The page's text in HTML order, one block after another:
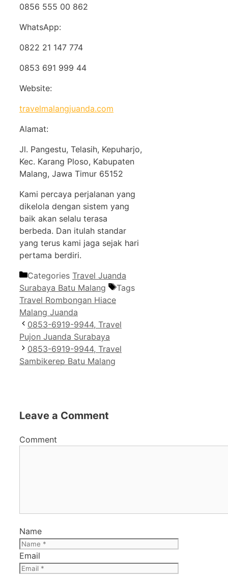
0856 555 00 862
WhatsApp:
0822 21 147 774
0853 691 999 44
Website:
travelmalangjuanda.com
Alamat:
Jl. Pangestu, Telasih, Kepuharjo,
Kec. Karang Ploso, Kabupaten
Malang, Jawa Timur 65152
Kami percaya perjalanan yang
dikelola dengan sistem yang
baik akan selalu terasa
berbeda. Dan itulah standar
yang terus kami jaga sejak hari
pertama berdiri.
Categories Travel Juanda
Surabaya Batu Malang
Tags
Travel Rombongan Hiace
Malang Juanda
0853-6919-9944, Travel
Pujon Juanda Surabaya
0853-6919-9944, Travel
Sambikerep Batu Malang
Leave a Comment
Comment
Name
Email